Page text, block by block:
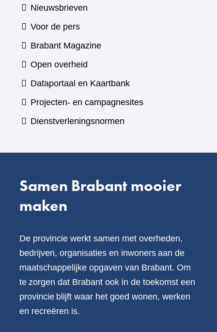
Nieuwsbrieven
Voor de pers
Brabant Magazine(verwijst
andere
website)
Open overheid
Dataportaal en Kaartbank(verwijst
naar
Projecten- en campagnesites
Dienstverleningsnormen
Samen Brabant mooier
maken
De provincie werkt samen met overheden,
bedrijven, organisaties en inwoners aan de
maatschappelijke opgaven van Brabant. Om
te zorgen dat Brabant ook in de toekomst een
provincie blijft waar het goed wonen, werken
en recreëren is.